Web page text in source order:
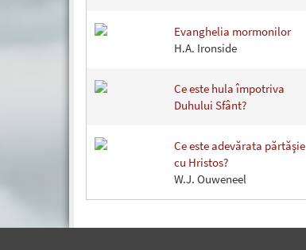
Evanghelia mormonilor
H.A. Ironside
Ce este hula împotriva
Duhului Sfânt?
Ce este adevărata părtăşie
cu Hristos?
W.J. Ouweneel